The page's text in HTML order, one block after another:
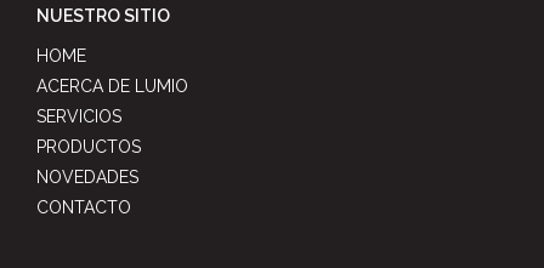
NUESTRO SITIO
HOME
ACERCA DE LUMIO
SERVICIOS
PRODUCTOS
NOVEDADES
CONTACTO